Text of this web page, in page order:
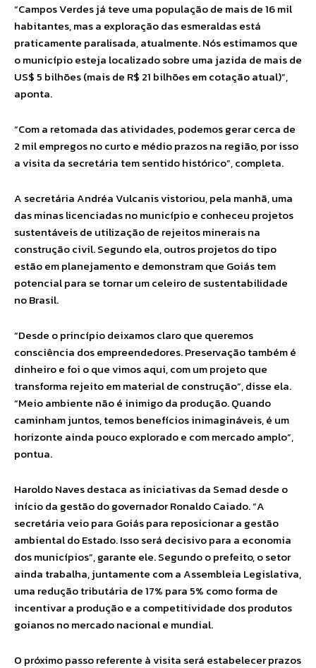
“Campos Verdes já teve uma população de mais de 16 mil
habitantes, mas a exploração das esmeraldas está
praticamente paralisada, atualmente. Nós estimamos que
o município esteja localizado sobre uma jazida de mais de
US$ 5 bilhões (mais de R$ 21 bilhões em cotação atual)”,
aponta.
“Com a retomada das atividades, podemos gerar cerca de
2 mil empregos no curto e médio prazos na região, por isso
a visita da secretária tem sentido histórico”, completa.
A secretária Andréa Vulcanis vistoriou, pela manhã, uma
das minas licenciadas no município e conheceu projetos
sustentáveis de utilização de rejeitos minerais na
construção civil. Segundo ela, outros projetos do tipo
estão em planejamento e demonstram que Goiás tem
potencial para se tornar um celeiro de sustentabilidade
no Brasil.
“Desde o princípio deixamos claro que queremos
consciência dos empreendedores. Preservação também é
dinheiro e foi o que vimos aqui, com um projeto que
transforma rejeito em material de construção”, disse ela.
“Meio ambiente não é inimigo da produção. Quando
caminham juntos, temos benefícios inimagináveis, é um
horizonte ainda pouco explorado e com mercado amplo”,
pontua.
Haroldo Naves destaca as iniciativas da Semad desde o
início da gestão do governador Ronaldo Caiado. “A
secretária veio para Goiás para reposicionar a gestão
ambiental do Estado. Isso será decisivo para a economia
dos municípios”, garante ele. Segundo o prefeito, o setor
ainda trabalha, juntamente com a Assembleia Legislativa,
uma redução tributária de 17% para 5% como forma de
incentivar a produção e a competitividade dos produtos
goianos no mercado nacional e mundial.
O próximo passo referente à visita será estabelecer prazos